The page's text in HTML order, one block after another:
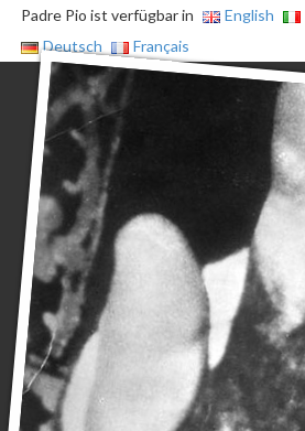
Padre Pio ist verfügbar in English
Deutsch
Français